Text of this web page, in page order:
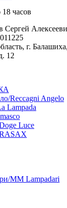
часов
г.
12
Reccagni Angelo
Lampada
Luce
MM Lampadari